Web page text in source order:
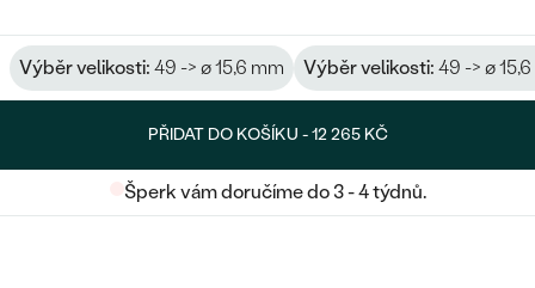
Výběr velikosti: 49 -> ø 15,6 mm Výběr velikosti: 49 -> ø
PŘIDAT DO KOŠÍKU -12 265 KČ
Šperk vám doručíme do 3 - 4 týdnů.